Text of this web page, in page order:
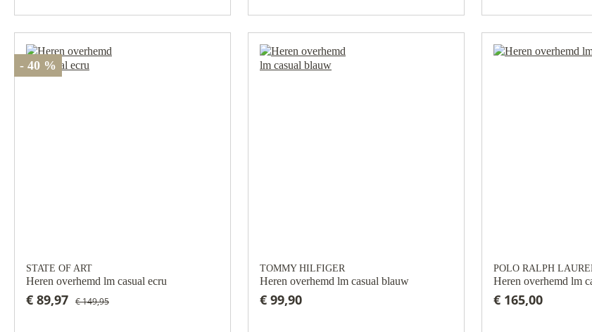
- 40 %
STATE OF ART
Heren overhemd lm casual ecru
€ 89,97 € 149,95
TOMMY HILFIGER
Heren overhemd lm casual blauw
€ 99,90
POLO RALPH
Heren overhemd lm
€ 165,00